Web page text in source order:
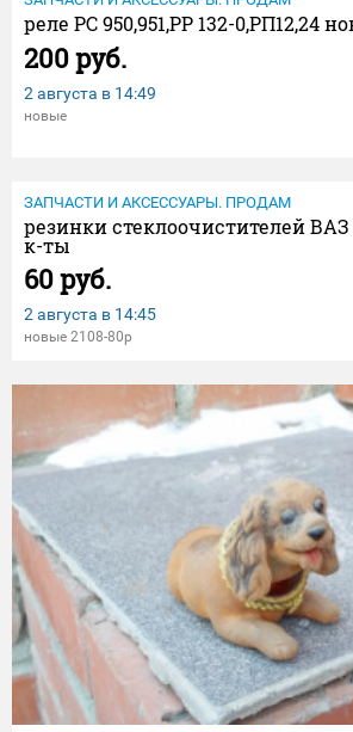
реле РС 950,951,РР 132-0,РП12,24
200 руб.
2 августа в 14:49
новые
ЗАПЧАСТИ И АКСЕССУАРЫ. ПРОДАМ
резинки стеклоочистителей ВАЗ
к-ты
60 руб.
2 августа в 14:45
новые 2108-80р